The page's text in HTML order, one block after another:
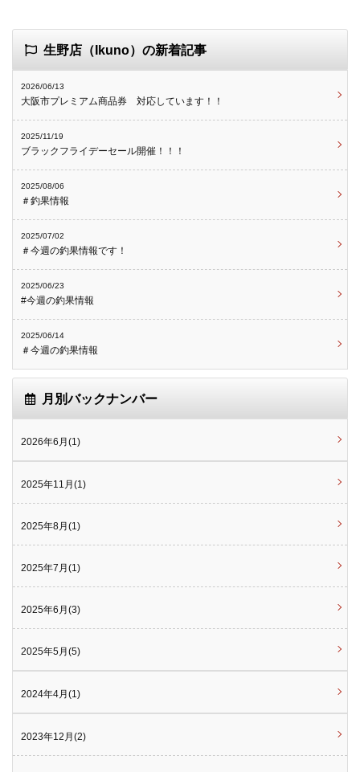
生野店（Ikuno）の新着記事
2026/06/13
大阪市プレミアム商品券 対応しています！！
2025/11/19
ブラックフライデーセール開催！！！
2025/08/06
＃釣果情報
2025/07/02
＃今週の釣果情報です！
2025/06/23
#今週の釣果情報
2025/06/14
＃今週の釣果情報
月別バックナンバー
2026年6月(1)
2025年11月(1)
2025年8月(1)
2025年7月(1)
2025年6月(3)
2025年5月(5)
2024年4月(1)
2023年12月(2)